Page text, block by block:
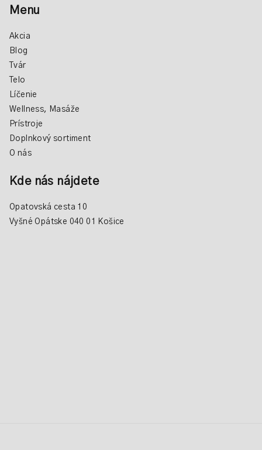
Menu
Akcia
Blog
Tvár
Telo
Líčenie
Wellness, Masáže
Prístroje
Doplnkový sortiment
O nás
Kde nás nájdete
Opatovská cesta 10
Vyšné Opátske 040 01 Košice